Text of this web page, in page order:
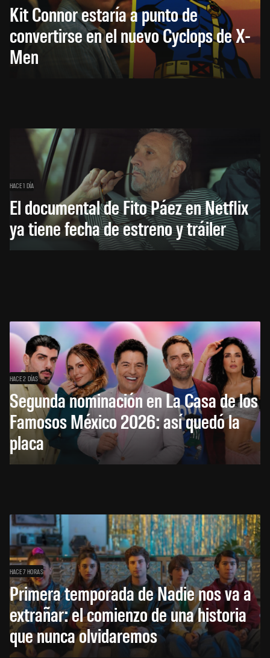
Kit Connor estaría a punto de
convertirse en el nuevo Cyclops de X-
Men
HACE 1 DÍA
El documental de Fito Páez en Netflix
ya tiene fecha de estreno y tráiler
HACE 2 DÍAS
Segunda nominación en La Casa de los
Famosos México 2026: así quedó la
placa
HACE 7 HORAS
Primera temporada de Nadie nos va a
extrañar: el comienzo de una historia
que nunca olvidaremos